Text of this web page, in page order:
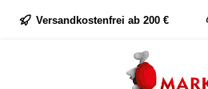
Versandkostenfrei ab 200 €